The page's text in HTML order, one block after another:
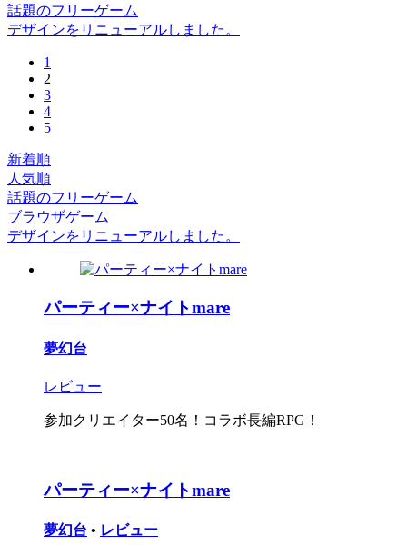
話題のフリーゲーム
デザインをリニューアルしました。
1
2
3
4
5
新着順
人気順
話題のフリーゲーム
ブラウザゲーム
デザインをリニューアルしました。
パーティー×ナイトmare
夢幻台
レビュー
参加クリエイター50名！コラボ長編RPG！
パーティー×ナイトmare
夢幻台 • レビュー